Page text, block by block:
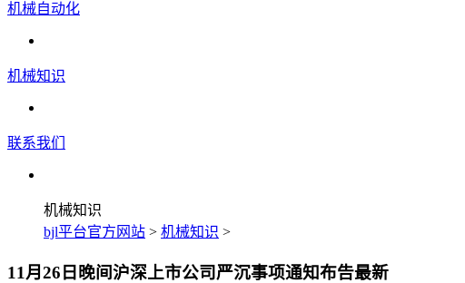
机械自动化
机械知识
联系我们
机械知识
bjl平台官方网站 > 机械知识 >
11月26日晚间沪深上市公司严沉事项通知布告最新